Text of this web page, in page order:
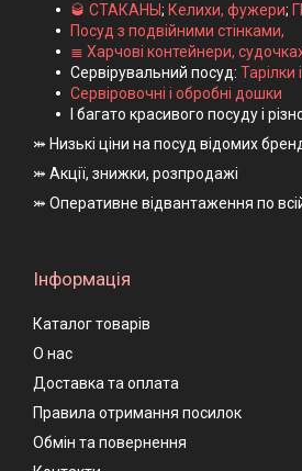
🥃 СТАКАНЫ; Келихи, фужери;
Посуд з подвійними стінками,
≣ Харчові контейнери,
Сервірувальний посуд: Тарілки
Сервіровочні і обробні дошки
І багато красивого посуду і
⤗ Низькі ціни на посуд відомих
⤗ Акції, знижки, розпродажі
⤗ Оперативне відвантаження по
Інформація
Каталог товарів
О нас
Доставка та оплата
Правила отримання посилок
Обмін та повернення